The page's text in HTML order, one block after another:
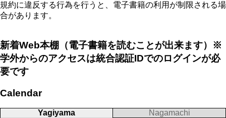
規約に違反する行為を行うと、電子書籍の利用が制限される場
合があります。
新着Web本棚（電子書籍を読むことが出来ます）※
学外からのアクセスは統合認証IDでのログインが必
要です
Calendar
Yagiyama Nagamachi